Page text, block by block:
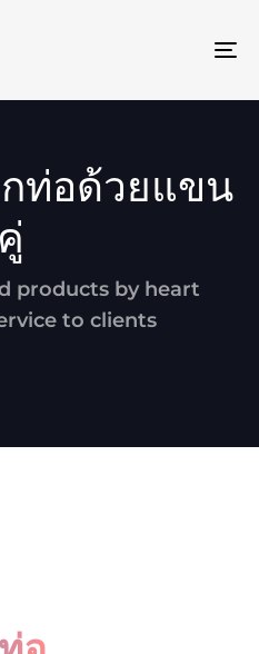
ท่อด้วยแขน
คู่
products by heart
to clients